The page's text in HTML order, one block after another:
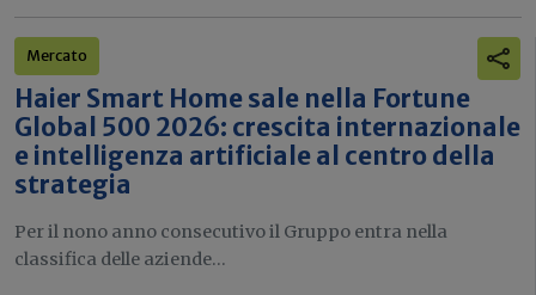
Mercato
Haier Smart Home sale nella Fortune
Global 500 2026: crescita internazionale
e intelligenza artificiale al centro della
strategia
Per il nono anno consecutivo il Gruppo entra nella
classifica delle aziende...